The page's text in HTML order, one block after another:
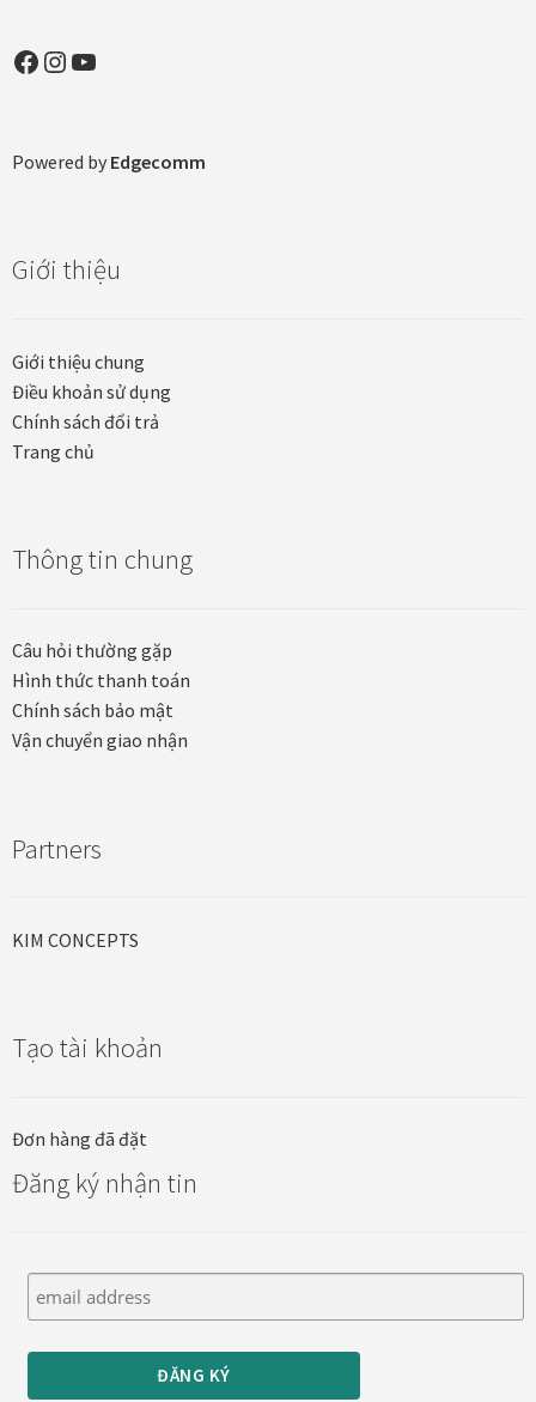
Mia Lifestyle
Phương thức thanh toán
Quà tặng đối tác nước ngoài
Quà Tết Doanh nghiệp 2026
Tài khoản
test
TẾT 2025
Tối ưu chất lượng hình ảnh
Tranh dự án
Tranh nhà mẫu dự án
Facebook
Instagram
YouTube
Powered by Edgecomm
Giới thiệu
Giới thiệu chung
Điều khoản sử dụng
Chính sách đổi trả
Trang chủ
Thông tin chung
Câu hỏi thường gặp
Hình thức thanh toán
Chính sách bảo mật
Vận chuyển giao nhận
Partners
KIM CONCEPTS
Tạo tài khoản
Đơn hàng đã đặt
Đăng ký nhận tin